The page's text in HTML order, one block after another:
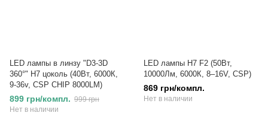
LED лампы в линзу "D3-3D
360°" H7 цоколь (40Вт, 6000К,
9-36v, CSP CHIP 8000LM)
899 грн/компл. 999 грн
Нет в наличии
LED лампы H7 F2 (50Вт,
10000Лм, 6000К, 8–16V, CSP)
869 грн/компл.
Нет в наличии